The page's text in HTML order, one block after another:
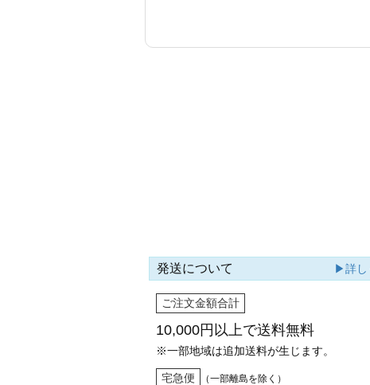
発送について ▶詳し
ご注文金額合計
10,000円以上で送料無料
※一部地域は追加送料が生じます。
宅急便 （一部離島を除く）